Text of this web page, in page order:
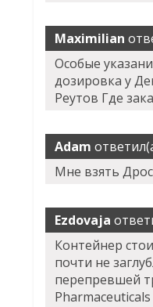
Maximilian
Особые
дозировка у
Реутов Где
Adam
Мне взять
Ezdovaja
Контейнер
почти не
перепревшей